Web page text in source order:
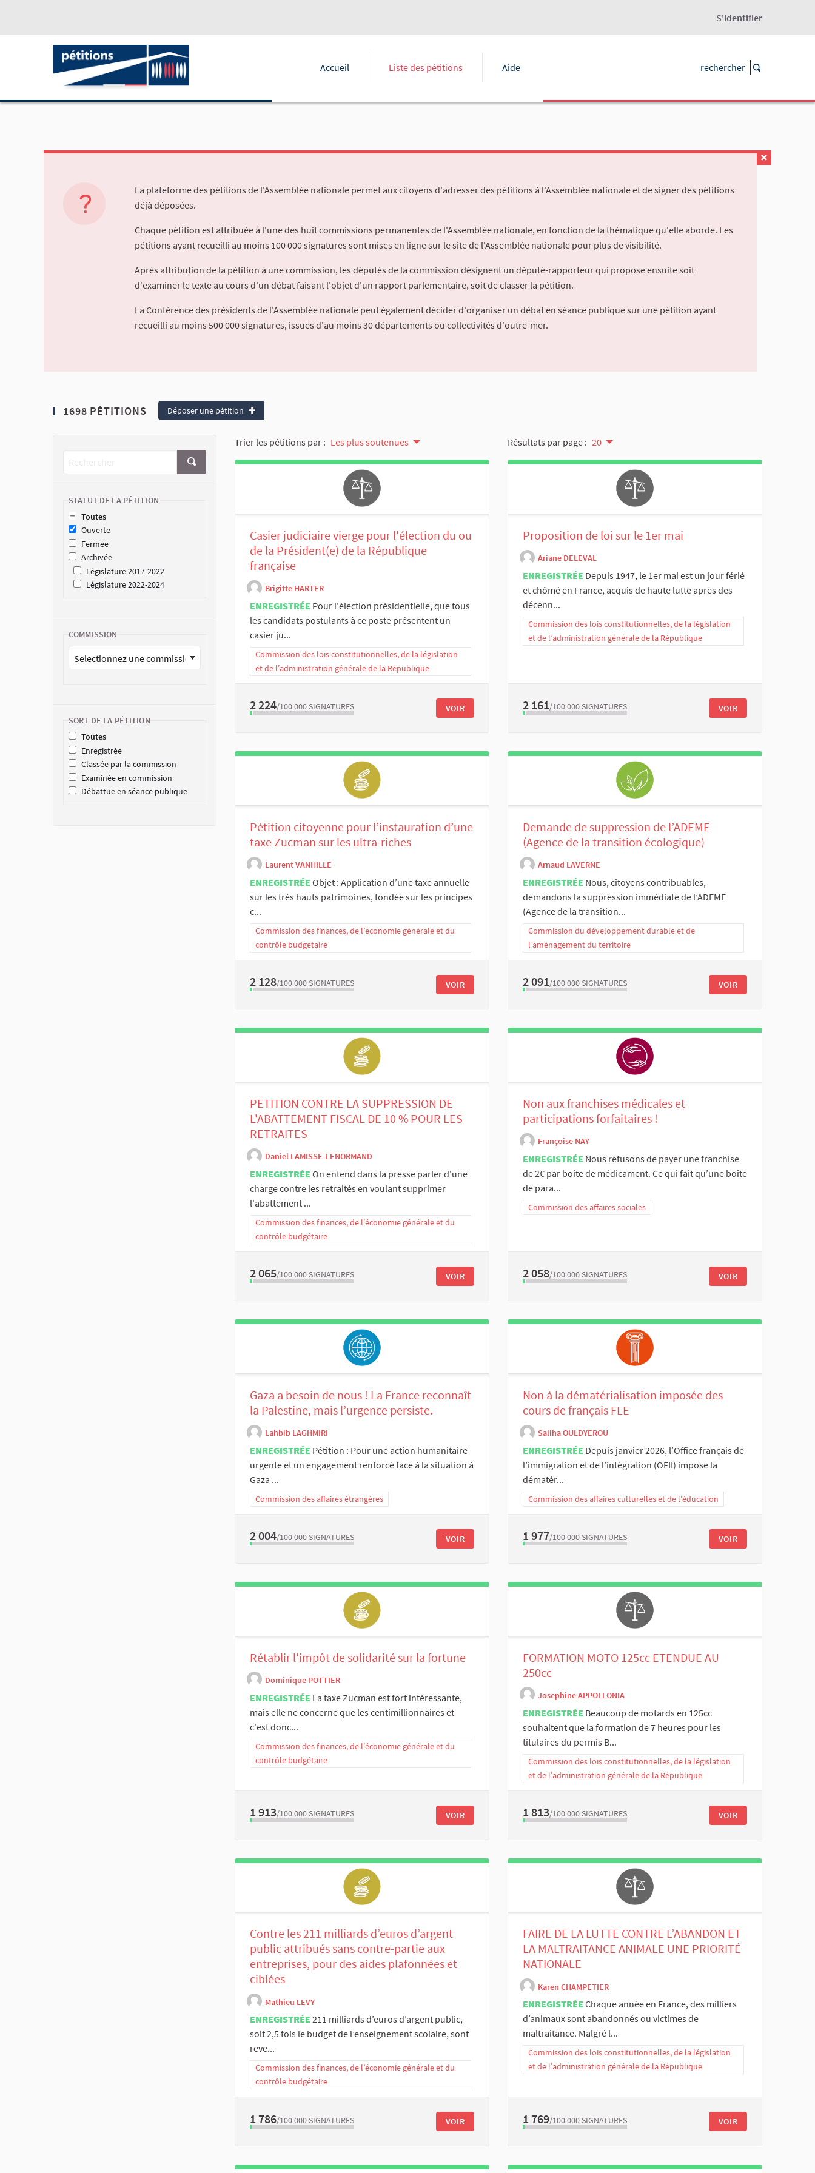
S'identifier
Accueil Liste des pétitions Aide
La plateforme des pétitions de l'Assemblée nationale permet aux citoyens d'adresser des pétitions à l'Assemblée nationale et de signer des pétitions
déjà déposées.
Chaque pétition est attribuée à l'une des huit commissions permanentes de l'Assemblée nationale, en fonction de la thématique qu'elle aborde. Les
pétitions ayant recueilli au moins 100 000 signatures sont mises en ligne sur le site de l'Assemblée nationale pour plus de visibilité.
Après attribution de la pétition à une commission, les députés de la commission désignent un député-rapporteur qui propose ensuite soit
d'examiner le texte au cours d'un débat faisant l'objet d'un rapport parlementaire, soit de classer la pétition.
La Conférence des présidents de l'Assemblée nationale peut également décider d'organiser un débat en séance publique sur une pétition ayant
recueilli au moins 500 000 signatures, issues d'au moins 30 départements ou collectivités d'outre-mer.
1698 PÉTITIONS Déposer une pétition
STATUT DE LA PÉTITION
Toutes
Ouverte
Fermée
Archivée
Législature 2017-2022
Législature 2022-2024
COMMISSION
SORT DE LA PÉTITION
Toutes
Enregistrée
Classée par la commission
Examinée en commission
Débattue en séance publique
Trier les pétitions par : Les plus soutenues Résultats par page : 20
Casier judiciaire vierge pour l'élection du ou
de la Président(e) de la République
française
Brigitte HARTER
ENREGISTRÉE Pour l'élection présidentielle, que tous
les candidats postulants à ce poste présentent un
casier ju...
Commission des lois constitutionnelles, de la législation
et de l’administration générale de la République
2 224/100 000 SIGNATURES VOIR
Proposition de loi sur le 1er mai
Ariane DELEVAL
ENREGISTRÉE Depuis 1947, le 1er mai est un jour férié
et chômé en France, acquis de haute lutte après des
décenn...
Commission des lois constitutionnelles, de la législation
et de l’administration générale de la République
2 161/100 000 SIGNATURES VOIR
Pétition citoyenne pour l’instauration d’une
taxe Zucman sur les ultra-riches
Laurent VANHILLE
ENREGISTRÉE Objet : Application d’une taxe annuelle
sur les très hauts patrimoines, fondée sur les principes
c...
Commission des finances, de l’économie générale et du
contrôle budgétaire
2 128/100 000 SIGNATURES VOIR
Demande de suppression de l’ADEME
(Agence de la transition écologique)
Arnaud LAVERNE
ENREGISTRÉE Nous, citoyens contribuables,
demandons la suppression immédiate de l’ADEME
(Agence de la transition...
Commission du développement durable et de
l’aménagement du territoire
2 091/100 000 SIGNATURES VOIR
PETITION CONTRE LA SUPPRESSION DE
L'ABATTEMENT FISCAL DE 10 % POUR LES
RETRAITES
Daniel LAMISSE-LENORMAND
ENREGISTRÉE On entend dans la presse parler d'une
charge contre les retraités en voulant supprimer
l'abattement ...
Commission des finances, de l’économie générale et du
contrôle budgétaire
2 065/100 000 SIGNATURES VOIR
Non aux franchises médicales et
participations forfaitaires !
Françoise NAY
ENREGISTRÉE Nous refusons de payer une franchise
de 2€ par boîte de médicament. Ce qui fait qu’une boîte
de para...
Commission des affaires sociales
2 058/100 000 SIGNATURES VOIR
Gaza a besoin de nous ! La France reconnaît
la Palestine, mais l’urgence persiste.
Lahbib LAGHMIRI
ENREGISTRÉE Pétition : Pour une action humanitaire
urgente et un engagement renforcé face à la situation à
Gaza ...
Commission des affaires étrangères
2 004/100 000 SIGNATURES VOIR
Non à la dématérialisation imposée des
cours de français FLE
Saliha OULDYEROU
ENREGISTRÉE Depuis janvier 2026, l’Office français de
l’immigration et de l’intégration (OFII) impose la
dématér...
Commission des affaires culturelles et de l'éducation
1 977/100 000 SIGNATURES VOIR
Rétablir l'impôt de solidarité sur la fortune
Dominique POTTIER
ENREGISTRÉE La taxe Zucman est fort intéressante,
mais elle ne concerne que les centimillionnaires et
c'est donc...
Commission des finances, de l’économie générale et du
contrôle budgétaire
1 913/100 000 SIGNATURES VOIR
FORMATION MOTO 125cc ETENDUE AU
250cc
Josephine APPOLLONIA
ENREGISTRÉE Beaucoup de motards en 125cc
souhaitent que la formation de 7 heures pour les
titulaires du permis B...
Commission des lois constitutionnelles, de la législation
et de l’administration générale de la République
1 813/100 000 SIGNATURES VOIR
Contre les 211 milliards d’euros d’argent
public attribués sans contre-partie aux
entreprises, pour des aides plafonnées et
ciblées
Mathieu LEVY
ENREGISTRÉE 211 milliards d’euros d’argent public,
soit 2,5 fois le budget de l’enseignement scolaire, sont
reve...
Commission des finances, de l’économie générale et du
contrôle budgétaire
1 786/100 000 SIGNATURES VOIR
FAIRE DE LA LUTTE CONTRE L’ABANDON ET
LA MALTRAITANCE ANIMALE UNE PRIORITÉ
NATIONALE
Karen CHAMPETIER
ENREGISTRÉE Chaque année en France, des milliers
d’animaux sont abandonnés ou victimes de
maltraitance. Malgré l...
Commission des lois constitutionnelles, de la législation
et de l’administration générale de la République
1 769/100 000 SIGNATURES VOIR